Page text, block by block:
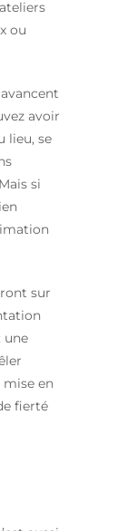
ou
avoir
lieu, se
si
sur
une
en
fierté